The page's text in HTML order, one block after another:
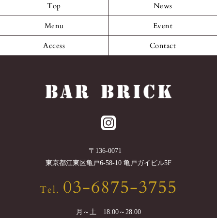
Top News
Menu Event
Access Contact
〒 136-0071
東京都江東区亀戸6-58-10 亀戸ガイビル5F
Tel. 03-6875-3755
月～土 18:00～28:00